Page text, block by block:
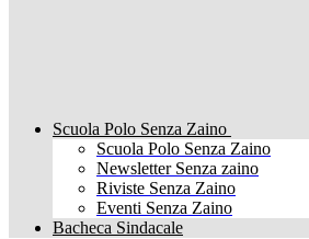
Scuola Polo Senza Zaino
Scuola Polo Senza Zaino
Newsletter Senza zaino
Riviste Senza Zaino
Eventi Senza Zaino
Bacheca Sindacale